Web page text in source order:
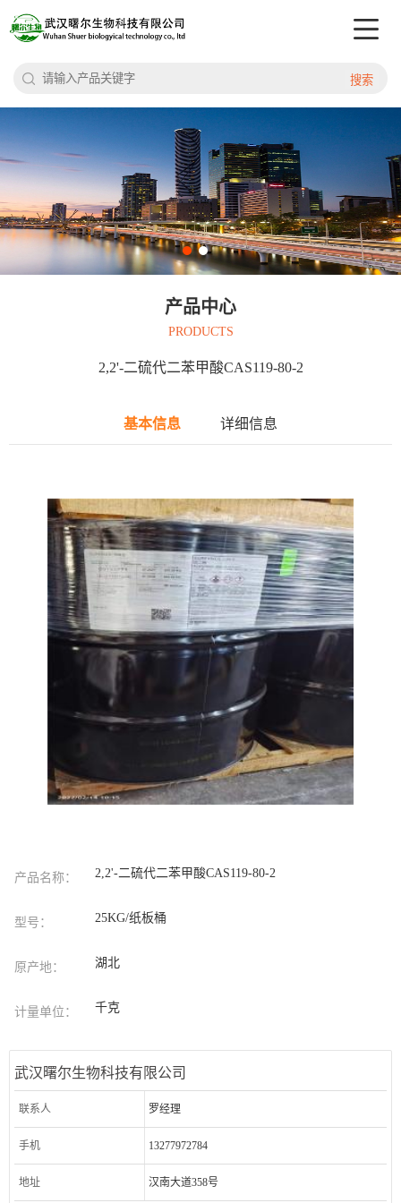
搜索
产品中心
PRODUCTS
2,2'-二硫代二苯甲酸CAS119-80-2
基本信息 详细信息
产品名称： 2,2'-二硫代二苯甲酸CAS119-80-2
型号： 25KG/纸板桶
原产地： 湖北
计量单位： 千克
武汉曙尔生物科技有限公司
联系人 罗经理
手机 13277972784
地址 汉南大道358号